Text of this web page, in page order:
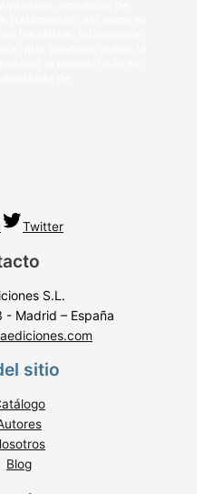
Twitter
S.L.
Madrid – España
sitio
Blog